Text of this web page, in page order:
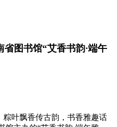
图书馆“艾香书韵·端午
粽叶飘香传古韵，书香雅趣话